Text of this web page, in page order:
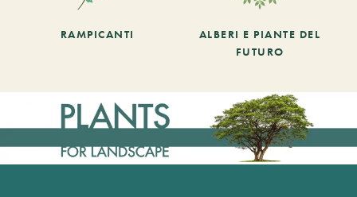
RAMPICANTI
ALBERI E PIANTE DEL
FUTURO